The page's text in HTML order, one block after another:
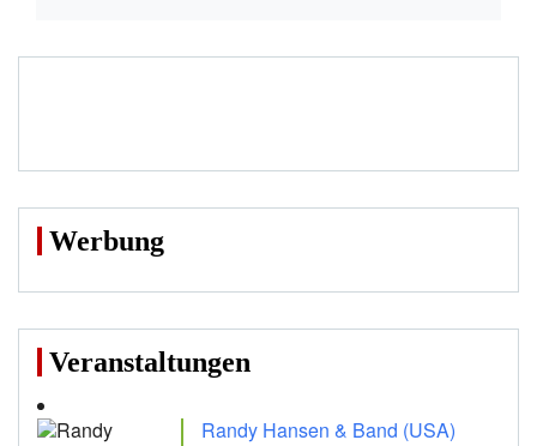
Werbung
Veranstaltungen
Randy Hansen & Band (USA)